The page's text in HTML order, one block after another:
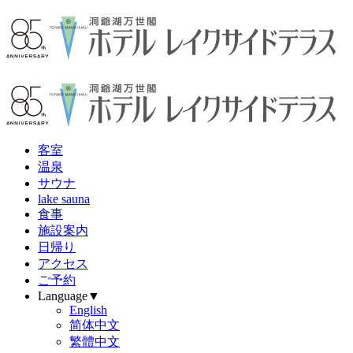
客室
温泉
サウナ
lake sauna
食事
施設案内
日帰り
アクセス
ご予約
Language▼
English
简体中文
繁體中文